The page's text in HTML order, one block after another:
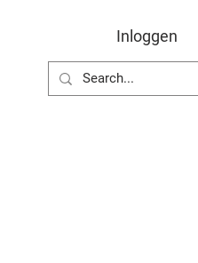
Inloggen